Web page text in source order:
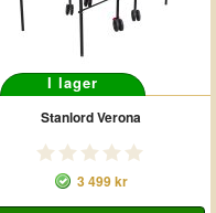
I lager
Stanlord Verona
3 499 kr